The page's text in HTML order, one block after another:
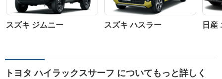
スズキ ジムニー スズキ ハスラー 日産
トヨタ ハイラックスサーフ についてもっと詳しく